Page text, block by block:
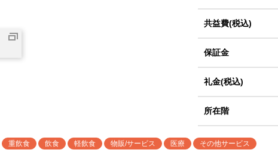
共益費(税込)
保証金
礼金(税込)
所在階
重飲食 飲食 軽飲食 物販/サービス 医療 その他サービス